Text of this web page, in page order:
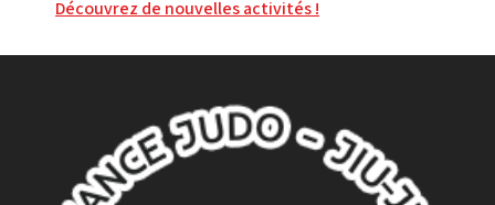
l’article
Découvrez de nouvelles activités !